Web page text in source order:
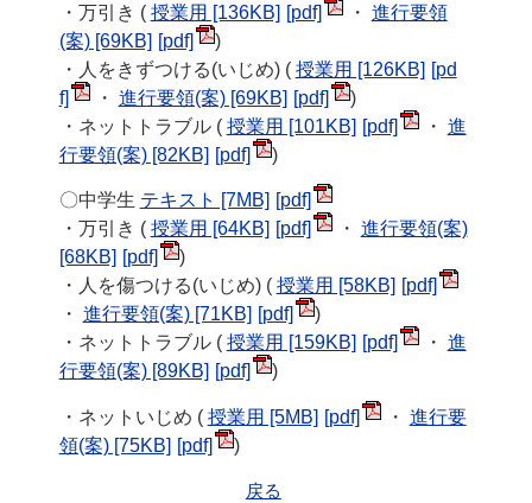
・万引き ( 授業用 [136KB] ・ 進行要領
(案) [69KB]
)
・人をきずつける(いじめ) ( 授業用 [126KB]
・ 進行要領(案) [69KB]
)
・ネットトラブル ( 授業用 [101KB] ・ 進
行要領(案) [82KB]
)
〇中学生 テキスト [7MB]
・万引き ( 授業用 [64KB] ・ 進行要領(案)
[68KB]
)
・人を傷つける(いじめ) ( 授業用 [58KB]
・ 進行要領(案) [71KB]
)
・ネットトラブル ( 授業用 [159KB] ・ 進
行要領(案) [89KB]
)
・ネットいじめ ( 授業用 [5MB] ・ 進行要
領(案) [75KB]
)
戻る